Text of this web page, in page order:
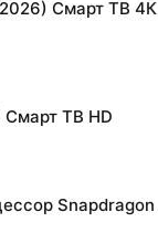
Смарт ТВ 4К
ТВ HD